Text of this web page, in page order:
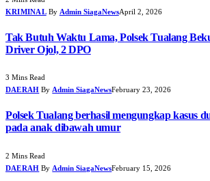
KRIMINAL By Admin SiagaNewsApril 2, 2026
Tak Butuh Waktu Lama, Polsek Tualang
Driver Ojol, 2 DPO
3 Mins Read
DAERAH By Admin SiagaNewsFebruary 23, 2026
Polsek Tualang berhasil mengungkap kasus
pada anak dibawah umur
2 Mins Read
DAERAH By Admin SiagaNewsFebruary 15, 2026